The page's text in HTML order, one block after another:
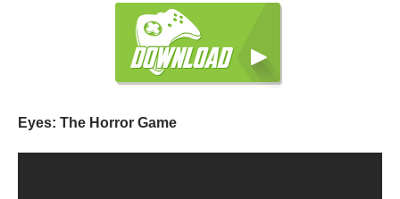
Eyes: The Horror Game